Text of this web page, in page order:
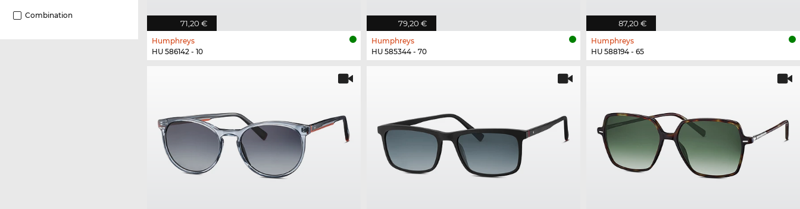
Combination
71,20 €
Humphreys
HU 586142 - 10
79,20 €
Humphreys
HU 585344 - 70
87,20 €
Humphreys
HU 588194 - 65